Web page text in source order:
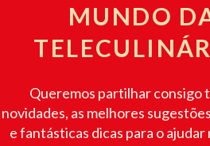
MUNDO
Queremos partilhar consigo
novidades, as melhores
e fantásticas dicas para o ajudar